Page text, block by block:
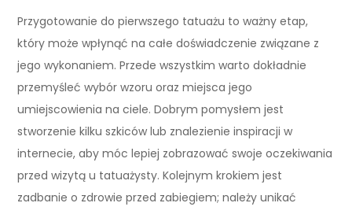
Przygotowanie do pierwszego tatuażu to ważny etap,
który może wpłynąć na całe doświadczenie związane z
jego wykonaniem. Przede wszystkim warto dokładnie
przemyśleć wybór wzoru oraz miejsca jego
umiejscowienia na ciele. Dobrym pomysłem jest
stworzenie kilku szkiców lub znalezienie inspiracji w
internecie, aby móc lepiej zobrazować swoje oczekiwania
przed wizytą u tatuażysty. Kolejnym krokiem jest
zadbanie o zdrowie przed zabiegiem; należy unikać